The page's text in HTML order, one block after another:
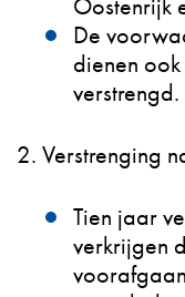
Oostenrijk
De
dienen
2. Verstrenging
Tien jaar
verkrijgen